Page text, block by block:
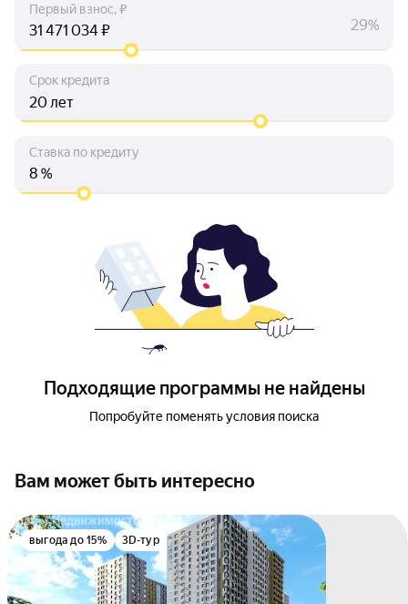
Первый взнос, ₽
₽ 29%
Срок кредита
лет
Ставка по кредиту
%
Подходящие программы не найдены
Попробуйте поменять условия поиска
Вам может быть интересно
выгода до 15% 3D-тур